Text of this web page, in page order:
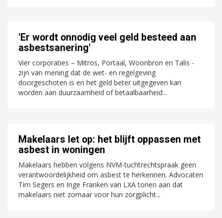
'Er wordt onnodig veel geld besteed aan
asbestsanering'
Vier corporaties – Mitros, Portaal, Woonbron en Talis -
zijn van mening dat de wet- en regelgeving
doorgeschoten is en het geld beter uitgegeven kan
worden aan duurzaamheid of betaalbaarheid...
Makelaars let op: het blijft oppassen met
asbest in woningen
Makelaars hebben volgens NVM-tuchtrechtspraak geen
verantwoordelijkheid om asbest te herkennen. Advocaten
Tim Segers en Inge Franken van LXA tonen aan dat
makelaars niet zomaar voor hun zorgplicht...